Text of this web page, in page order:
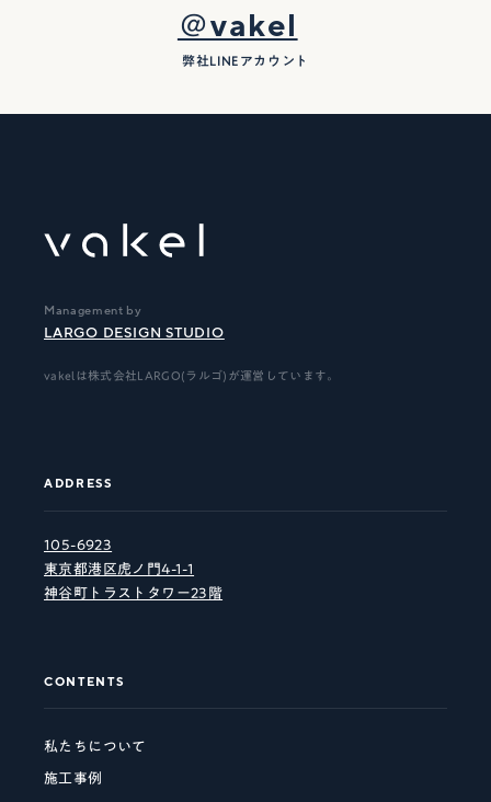
＠vakel
弊社LINEアカウント
Management by
LARGO DESIGN STUDIO
vakelは株式会社LARGO(ラルゴ)が運営しています。
ADDRESS
105-6923
東京都港区虎ノ門4-1-1
神谷町トラストタワー23階
CONTENTS
私たちについて
施工事例